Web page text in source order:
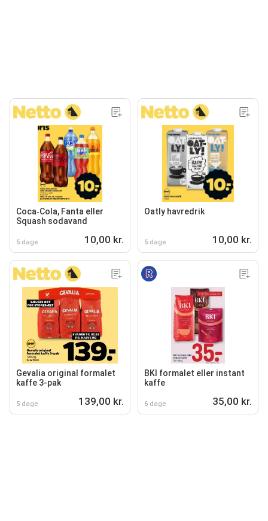
Coca‑Cola, Fanta eller
Squash sodavand
5 dage 10,00 kr.
Oatly havredrik
5 dage 10,00 kr.
Gevalia original formalet
kaffe 3-pak
5 dage 139,00 kr.
BKI formalet eller instant
kaffe
6 dage 35,00 kr.